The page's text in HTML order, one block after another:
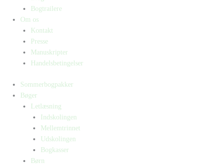
Bogtrailere
Om os
Kontakt
Presse
Manuskripter
Handelsbetingelser
Sommerbogpakker
Bøger
Letlæsning
Indskolingen
Mellemtrinnet
Udskolingen
Bogkasser
Børn